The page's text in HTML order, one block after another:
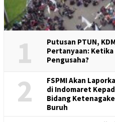
1
Putusan PTUN,
Pertanyaan: Ketika
Pengusaha?
2
FSPMI Akan
di Indomaret
Bidang
Buruh